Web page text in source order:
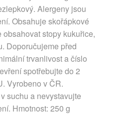
Alergeny jsou
Obsahuje skořápkové
stopy kukuřice,
Doporučujeme před
trvanlivost a číslo
spotřebujte do 2
Vyrobeno v ČR.
suchu a nevystavujte
Hmotnost: 250 g